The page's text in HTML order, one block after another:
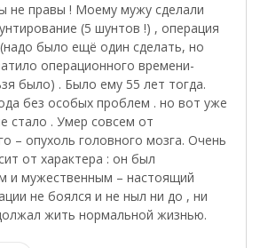
не правы ! Моему мужу сделали
(5 шунтов !) , операция
было ещё один сделать, но
операционного времени-
было) . Было ему 55 лет тогда.
без особых проблем . но вот уже
стало . Умер совсем от
– опухоль головного мозга. Очень
от характера : он был
и мужественным – настоящий
не боялся и не ныл ни до , ни
жить нормальной жизнью.